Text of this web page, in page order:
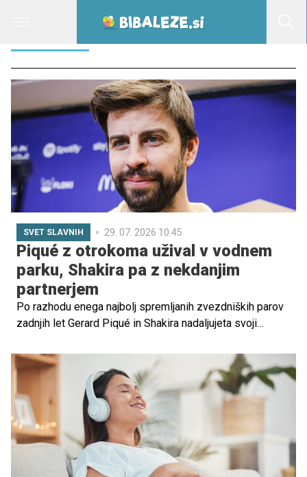
SVET SLAVNIH 29. 07. 2026 10.45
Piqué z otrokoma užival v vodnem
parku, Shakira pa z nekdanjim
partnerjem
Po razhodu enega najbolj spremljanih zvezdniških parov
zadnjih let Gerard Piqué in Shakira nadaljujeta svoji
nogometaš preživel sproščene poletne trenutke s
sinovoma Milanom in Sasho v Španiji, je Shakira
pritegnila pozornost z nepričakovanim srečanjem z
nekdanjim partnerjem Antoniom de la Rúo v Dominikanski
republiki.